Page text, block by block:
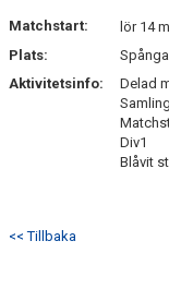
Matchstart:
lör 14
Plats:
Aktivitetsinfo:
Delad
Div1
Blåvit
<< Tillbaka